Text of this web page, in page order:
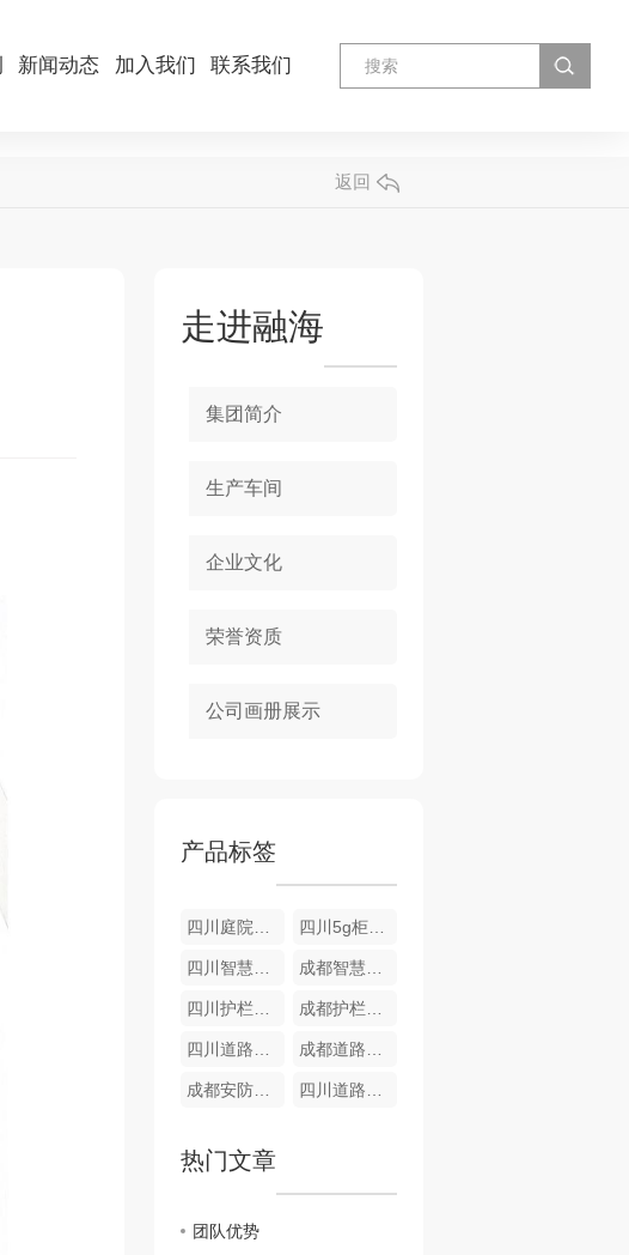
新闻动态 加入我们 联系我们
返回
走进融海
集团简介
生产车间
企业文化
荣誉资质
公司画册展示
产品标签
四川庭院灯厂家 四川5g柜栏厂家
四川智慧路灯公司 成都智慧路灯
四川护栏厂家 成都护栏厂家
四川道路护栏厂家 成都道路护栏厂家
成都安防监控系统 四川道路监控厂家
热门文章
团队优势